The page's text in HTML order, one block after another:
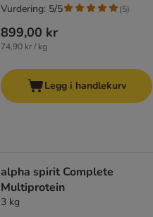
899,00 kr
74,90 kr / kg
Vurdering: 5/5 (5)
Legg i handlekurv
alpha spirit Complete
Multiprotein
3 kg